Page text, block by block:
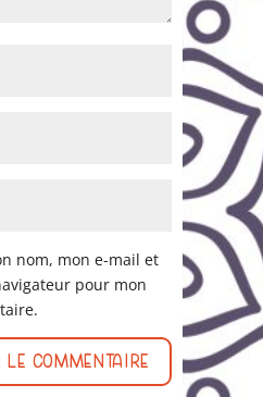
nom, mon e-mail et
pour mon